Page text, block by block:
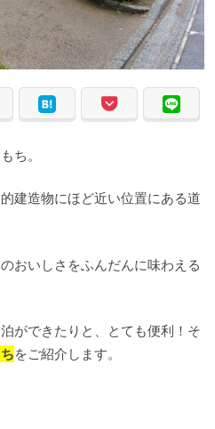
ち。
建造物にほど近い位置にある道
おいしさをふんだんに味わえる
ができたりと、とても便利！そ
をご紹介します。